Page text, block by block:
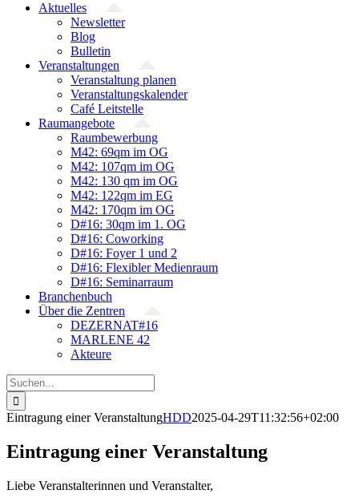
Aktuelles
Newsletter
Blog
Bulletin
Veranstaltungen
Veranstaltung planen
Veranstaltungskalender
Café Leitstelle
Raumangebote
Raumbewerbung
M42: 69qm im OG
M42: 107qm im OG
M42: 130 qm im OG
M42: 122qm im EG
M42: 170qm im OG
D#16: 30qm im 1. OG
D#16: Coworking
D#16: Foyer 1 und 2
D#16: Flexibler Medienraum
D#16: Seminarraum
Branchenbuch
Über die Zentren
DEZERNAT#16
MARLENE 42
Akteure
Suche
nach:
Eintragung einer VeranstaltungHDD2025-04-29T11:32:56+02:00
Eintragung einer Veranstaltung
Liebe Veranstalterinnen und Veranstalter,